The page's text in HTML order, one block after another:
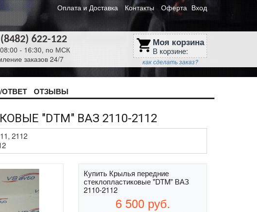
Оплата и Доставка Контакты Оферта Вход
622-122
- 16:30, по МСК
заказов 24/7
shopping_cart Моя корзина
В корзине:
как сделать заказ?
ОТЗЫВЫ
"DTM" ВАЗ 2110-2112
2112
Купить Крылья передние
стеклопластиковые "DTM" ВАЗ
2110-2112
6 500 руб.